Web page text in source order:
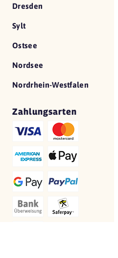
Dresden
Sylt
Ostsee
Nordsee
Nordrhein-Westfalen
Zahlungsarten